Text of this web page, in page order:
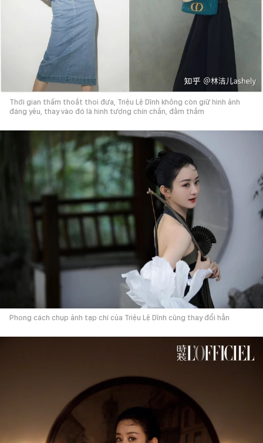
Thời gian thấm thoắt thoi đưa, Triệu Lệ Dĩnh không còn giữ hình ảnh
đáng yêu, thay vào đó là hình tượng chín chắn, đằm thắm
Phong cách chụp ảnh tạp chí của Triệu Lệ Dĩnh cũng thay đổi hẳn